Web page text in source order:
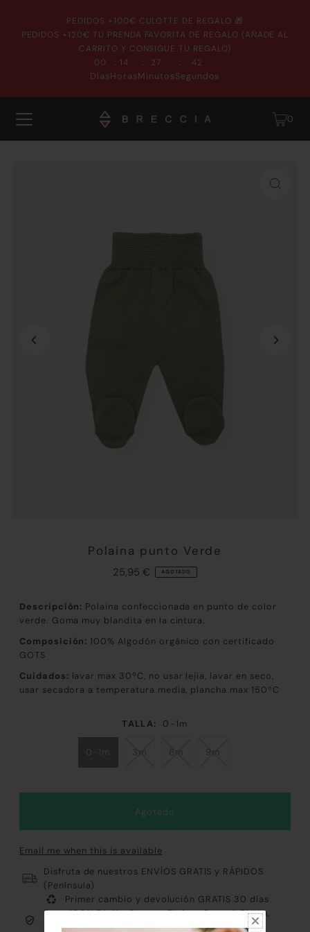
PEDIDOS +100€ CULOTTE DE REGALO 🎁
PEDIDOS +120€ TU PRENDA FAVORITA DE REGALO (AÑADE AL
CARRITO Y CONSIGUE TU REGALO)
00
Días
: 14
Horas
: 27
Minutos
: 42
Segundos
0
Polaina punto Verde
25,95 € AGOTADO
Descripción: Polaina confeccionada en punto de color
verde. Goma muy blandita en la cintura.
Composición: 100% Algodón orgánico con certificado
GOTS
Cuidados: lavar max 30ºC, no usar lejía, lavar en seco,
usar secadora a temperatura media, plancha max 150ºC
TALLA: 0-1m
0-1m 3m 6m 9m
Email me when this is available
Disfruta de nuestros ENVÍOS GRATIS y RÁPIDOS
(Península)
Primer cambio y devolución GRATIS 30 días
Pago 100% Fácil y Seguro: Tarjeta, Paypal, Bizum,
Contrareembolso y Klarna